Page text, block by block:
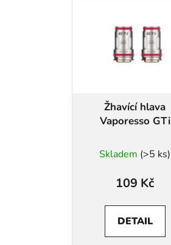
Žhavící hlava
Vaporesso GTi
Skladem (>5 ks)
109 Kč
DETAIL